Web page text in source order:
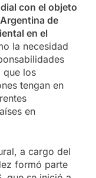
con el objeto
de
en el
la necesidad
que los
tengan en
en
a cargo del
formó parte